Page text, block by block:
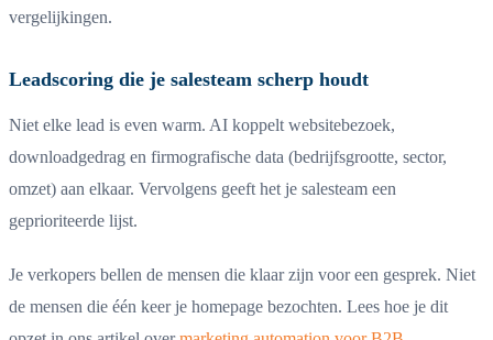
vergelijkingen.
Leadscoring die je salesteam scherp houdt
Niet elke lead is even warm. AI koppelt websitebezoek,
downloadgedrag en firmografische data (bedrijfsgrootte, sector,
omzet) aan elkaar. Vervolgens geeft het je salesteam een
geprioriteerde lijst.
Je verkopers bellen de mensen die klaar zijn voor een gesprek. Niet
de mensen die één keer je homepage bezochten. Lees hoe je dit